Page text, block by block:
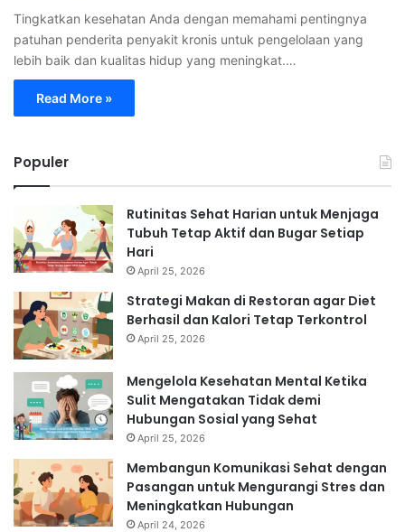
Tingkatkan kesehatan Anda dengan memahami pentingnya
patuhan penderita penyakit kronis untuk pengelolaan yang
lebih baik dan kualitas hidup yang meningkat.…
Read More »
Populer
Rutinitas Sehat Harian untuk Menjaga
Tubuh Tetap Aktif dan Bugar Setiap
Hari
April 25, 2026
Strategi Makan di Restoran agar Diet
Berhasil dan Kalori Tetap Terkontrol
April 25, 2026
Mengelola Kesehatan Mental Ketika
Sulit Mengatakan Tidak demi
Hubungan Sosial yang Sehat
April 25, 2026
Membangun Komunikasi Sehat dengan
Pasangan untuk Mengurangi Stres dan
Meningkatkan Hubungan
April 24, 2026